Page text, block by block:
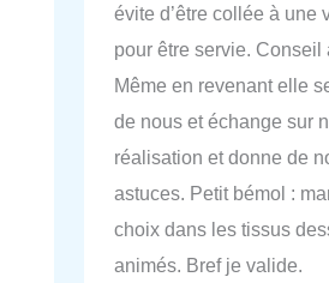
évite d’être collée à une
pour être servie. Conseil
Même en revenant elle
de nous et échange sur
réalisation et donne de
astuces. Petit bémol :
choix dans les tissus
animés. Bref je valide.